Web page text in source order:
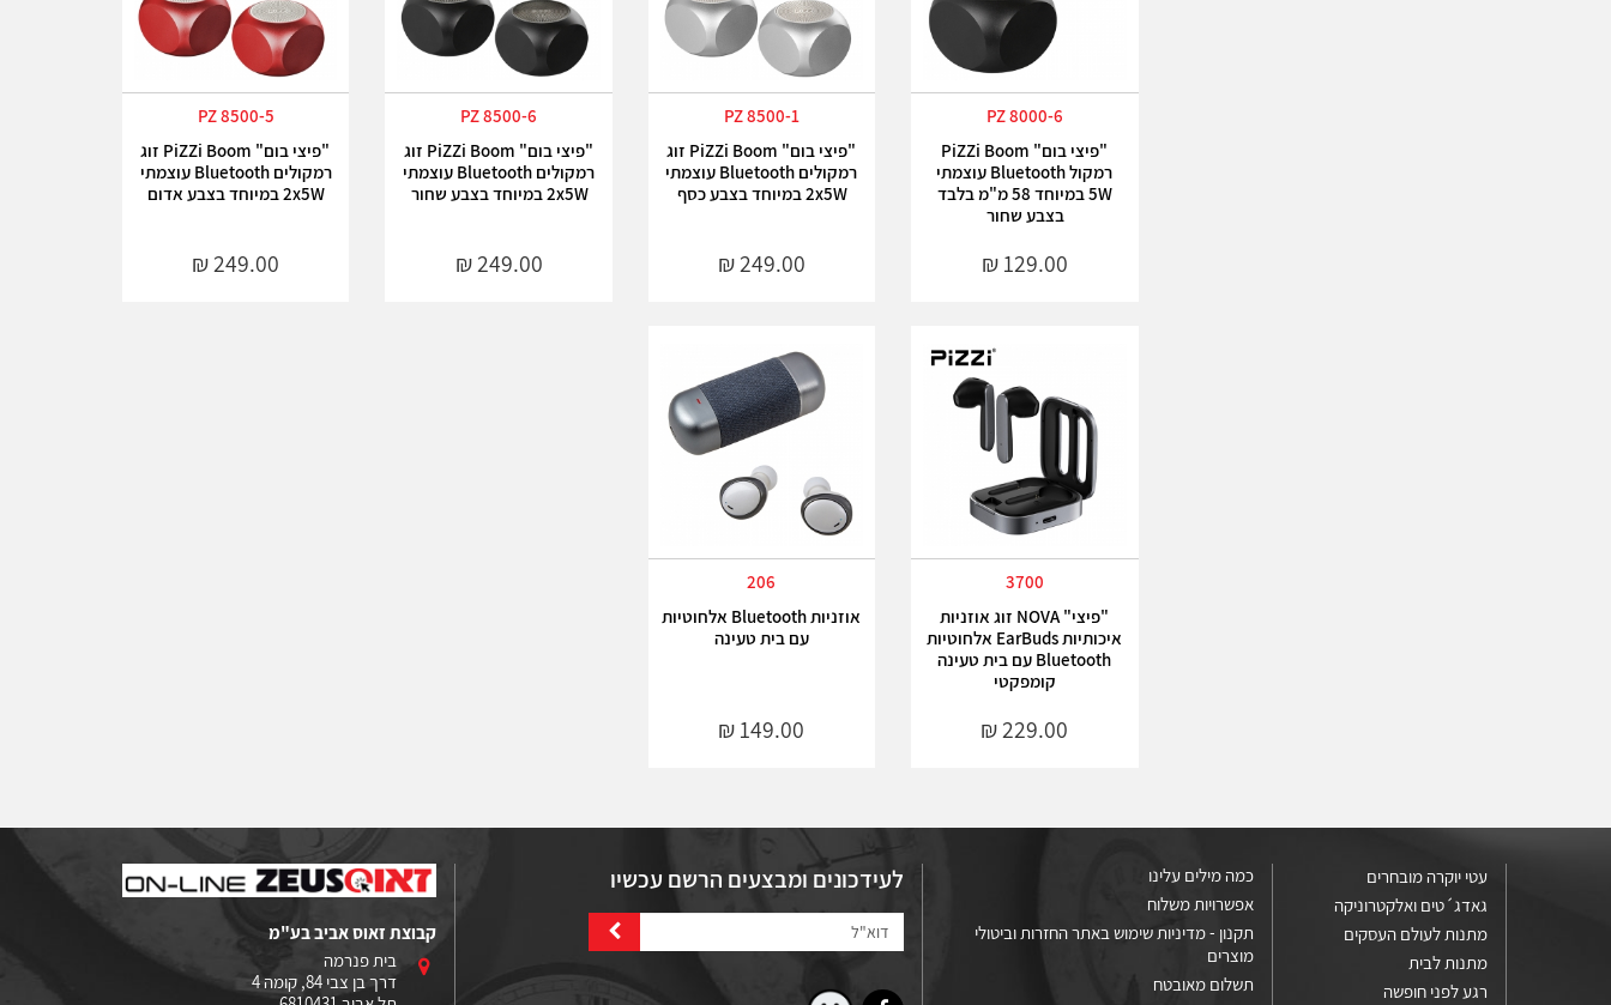
PZ 8000-6
"פיצי בום" PiZZi Boom
רמקול Bluetooth עוצמתי
5W במיוחד 58 מ"מ בלבד
בצבע שחור
PZ 8500-1
"פיצי בום" PiZZi Boom זוג
רמקולים Bluetooth עוצמתי
2x5W במיוחד בצבע כסף
PZ 8500-6
"פיצי בום" PiZZi Boom זוג
רמקולים Bluetooth עוצמתי
2x5W במיוחד בצבע שחור
8500-5 PZ
"פיצי בום" PiZZi Boom זוג
רמקולים Bluetooth עוצמתי
2x5W במיוחד בצבע אדום
3700
"פיצי" NOVA זוג אוזניות
איכותיות EarBuds אלחוטיות
Bluetooth עם בית טעינה
קומפקטי
206
אוזניות Bluetooth אלחוטיות
עם בית טעינה
עטי יוקרה מובחרים
גאדג´טים ואלקטרוניקה
מתנות לעולם העסקים
מתנות לבית
רגע לפני חופשה
כמה מילים עלינו
אפשרויות משלוח
תקנון - מדיניות שימוש באתר החזרות וביטולי
מוצרים
תשלום מאובטח
לעידכונים ומבצעים הרשם עכשיו
קבוצת זאוס אביב בע"מ
בית פנרמה
דרך בן צבי 84, קומה 4